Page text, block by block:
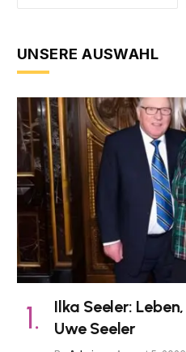
UNSERE AUSWAHL
Ilka Seeler:
Uwe Seeler